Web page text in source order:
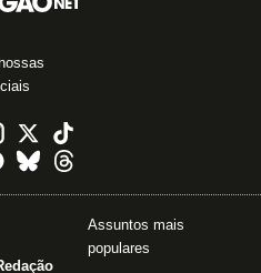
Assuntos mais
populares